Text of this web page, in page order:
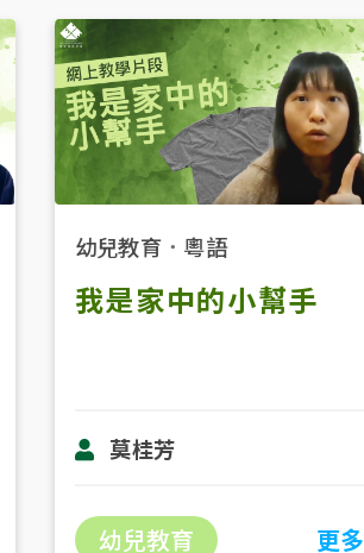
幼兒教育． 粵語
我是家中的小幫手
莫桂芳
幼兒教育 更多